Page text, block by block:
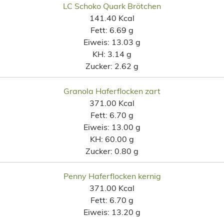
LC Schoko Quark Brötchen
141.40 Kcal
Fett: 6.69 g
Eiweis: 13.03 g
KH: 3.14 g
Zucker: 2.62 g
Granola Haferflocken zart
371.00 Kcal
Fett: 6.70 g
Eiweis: 13.00 g
KH: 60.00 g
Zucker: 0.80 g
Penny Haferflocken kernig
371.00 Kcal
Fett: 6.70 g
Eiweis: 13.20 g